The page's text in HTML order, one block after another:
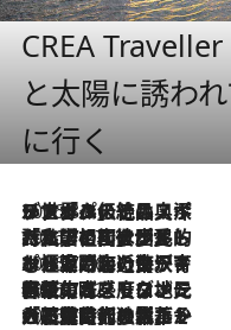
CREA
と太陽に誘わ
に行く
2026.8.8
リスボンの絶品スイーツ「パステル・デ・ナタ」とは？ポルトガル伝統の奥深い世界へ
2026.7.27
「私の祖国はポルトガル語です」国民的詩人フェルナンド・ペソアと、彼が愛した文学の街を歩く
2026.7.26
ポルトガル近海が育む極上の海の幸。キリリと冷えた白ワインと愉しむ、シーフード専門店の贅沢
2026.7.22
伝統の味をモダンに昇華。高感度な地元客が集う、リスボンの最旬ガストロノミー
2026.7.21
大航海時代の栄華から、震災、独裁、そして革命へ。ポルトガル・首都リスボンの石畳に刻まれた「歴史の光と影」